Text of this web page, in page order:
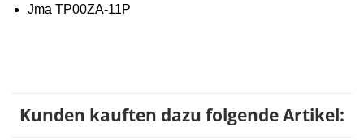
Jma TP00ZA-11P
Kunden kauften dazu folgende Artikel: